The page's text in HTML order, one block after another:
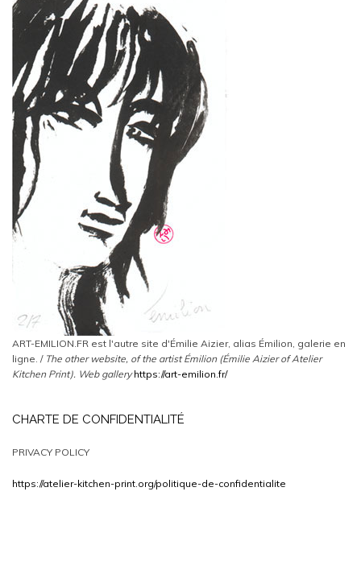
ART-EMILION.FR est l'autre site d'Émilie Aizier, alias Émilion, galerie en
ligne. / The other website, of the artist Émilion (Émilie Aizier of Atelier
Kitchen Print). Web gallery https://art-emilion.fr/
CHARTE DE CONFIDENTIALITÉ
PRIVACY POLICY
https://atelier-kitchen-print.org/politique-de-confidentialite